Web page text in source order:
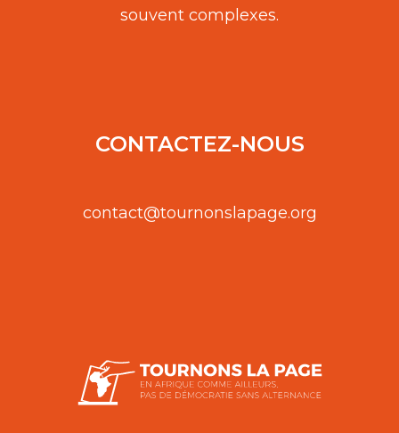
souvent complexes.
CONTACTEZ-NOUS
contact@tournonslapage.org